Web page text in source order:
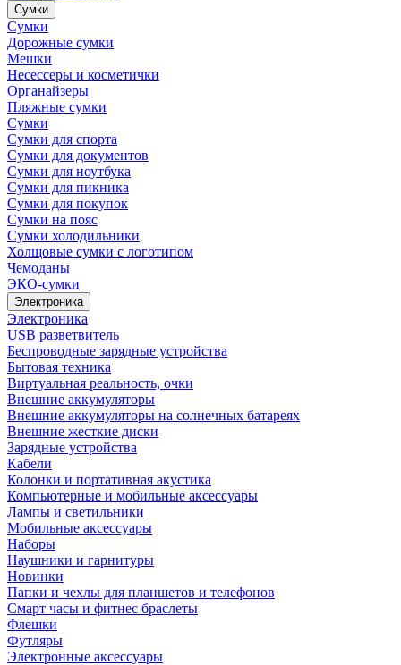
Сумки
Сумки
Дорожные сумки
Мешки
Несессеры и косметички
Органайзеры
Пляжные сумки
Сумки
Сумки для спорта
Сумки для документов
Сумки для ноутбука
Сумки для пикника
Сумки для покупок
Сумки на пояс
Сумки холодильники
Холщовые сумки с логотипом
Чемоданы
ЭКО-сумки
Электроника
Электроника
USB разветвитель
Беспроводные зарядные устройства
Бытовая техника
Виртуальная реальность, очки
Внешние аккумуляторы
Внешние аккумуляторы на солнечных батареях
Внешние жесткие диски
Зарядные устройства
Кабели
Колонки и портативная акустика
Компьютерные и мобильные аксессуары
Лампы и светильники
Мобильные аксессуары
Наборы
Наушники и гарнитуры
Новинки
Папки и чехлы для планшетов и телефонов
Смарт часы и фитнес браслеты
Флешки
Футляры
Электронные аксессуары